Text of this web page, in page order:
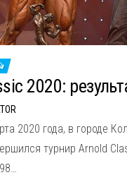
2020:
2020 года, в городе
турнир Arnold